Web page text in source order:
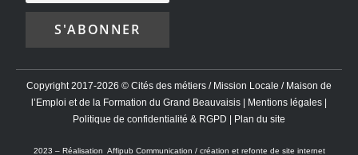
Copyright 2017-2026 © Cités des métiers / Mission Locale / Maison de
l’Emploi et de la Formation du Grand Beauvaisis | Mentions légales |
Politique de confidentialité & RGPD | Plan du site
2023 – Réalisation Affipub Communication / création et refonte de site internet